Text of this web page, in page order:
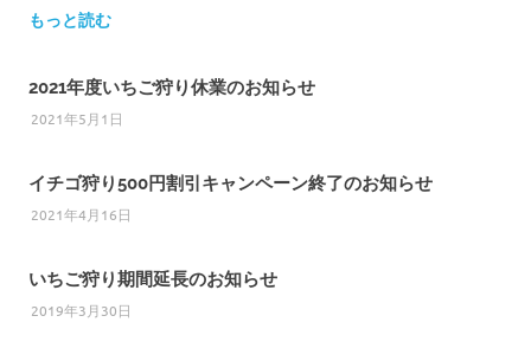
もっと読む
2021年度いちご狩り休業のお知らせ
2021年5月1日
イチゴ狩り500円割引キャンペーン終了のお知らせ
2021年4月16日
いちご狩り期間延長のお知らせ
2019年3月30日